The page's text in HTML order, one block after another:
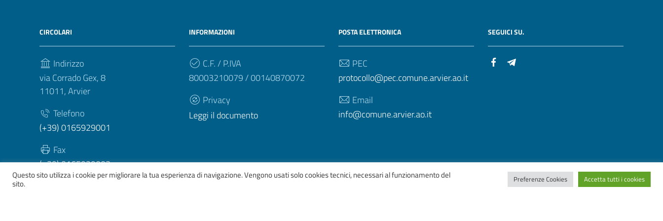
CIRCOLARI
Indirizzo
via Corrado Gex, 8
11011, Arvier
Telefono
(+39) 0165929001
Fax
(+39) 0165929003
INFORMAZIONI
C.F. / P.IVA
80003210079 / 00140870072
Privacy
Leggi il documento
POSTA ELETTRONICA
PEC
protocollo@pec.comune.arvier.ao.it
Email
info@comune.arvier.ao.it
SEGUICI SU.
Questo sito utilizza i cookie per migliorare la tua esperienza di navigazione. Vengono usati solo cookies tecnici, necessari al funzionamento del
sito. Preferenze Cookies Accetta tutti i cookies